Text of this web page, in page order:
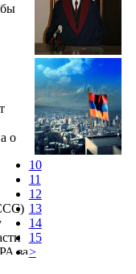
о
за
10
11
12
13
14
15
>